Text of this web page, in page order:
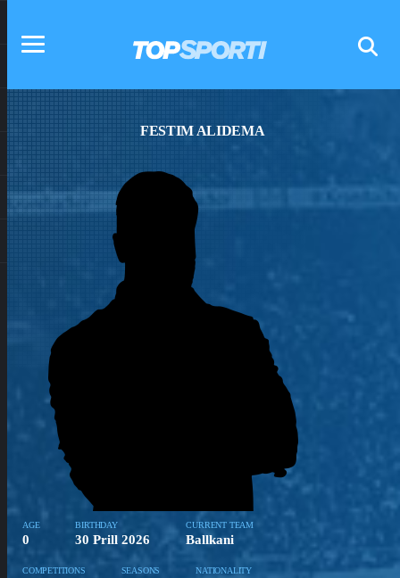
FESTIM ALIDEMA
AGE
0
BIRTHDAY
30 Prill 2026
CURRENT TEAM
Ballkani
COMPETITIONS SEASONS NATIONALITY